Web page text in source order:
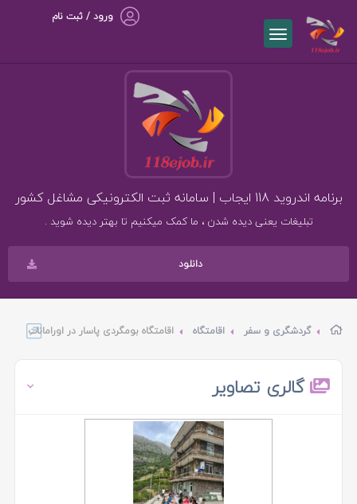
ورود / ثبت نام
برنامه اندروید 118 ایجاب | سامانه ثبت الکترونیکی مشاغل کشور
تبلیغات یعنی دیده شدن ، ما کمک میکنیم تا بهتر دیده شوید .
دانلود
گردشگری و سفر اقامتگاه اقامتگاه بومگردی پاسار در اورامانات
گالری تصاویر